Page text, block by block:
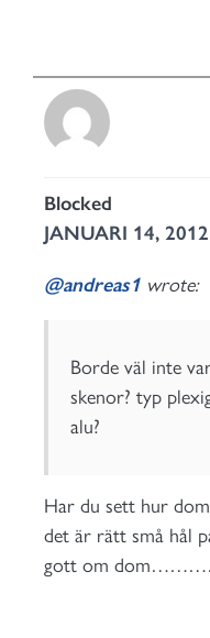
Blocked
JANUARI 14,
@andreas1 wrote:
Borde väl inte
skenor? typ
alu?
Har du sett hur
det är rätt små hål
gott om